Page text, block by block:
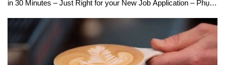
in 30 Minutes – Just Right for your New Job Application – Phụ